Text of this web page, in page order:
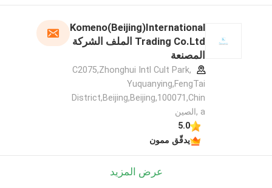
Komeno(Beijing)International
Trading Co.Ltd الملف الشركة
المصنعة
C2075,Zhonghui Intl Cult Park,
Yuquanying,FengTai
District,Beijing,Beijing,100071,Chin
a ,الصين
5.0
يدقّق ممون
عرض المزيد